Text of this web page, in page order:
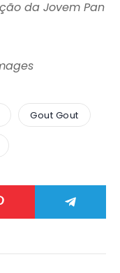
da Jovem Pan
Gout Gout